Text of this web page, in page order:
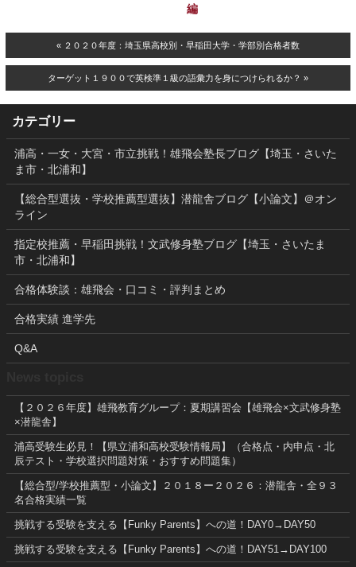
編
« ２０２０年度：埼玉県高校別・早稲田大学・学部別合格者数
ターゲット１９００で英検準１級の語彙力を身につけられるか？ »
カテゴリー
浦高・一女・大宮・市立挑戦！雄飛会塾長ブログ【埼玉・さいた
ま市・北浦和】
【総合型選抜・学校推薦型選抜】潜龍舎ブログ【小論文】＠オン
ライン
指定校推薦・早稲田挑戦！文武修身塾ブログ【埼玉・さいたま
市・北浦和】
合格体験談：雄飛会・口コミ・評判まとめ
合格実績 進学先
Q&A
【２０２６年度】雄飛教育グループ：夏期講習会【雄飛会×文武修身塾
×潜龍舎】
浦高受験生必見！【県立浦和高校受験情報局】（合格点・内申点・北
辰テスト・学校選択問題対策・おすすめ問題集）
【総合型/学校推薦型・小論文】２０１８ー２０２６：潜龍舎・全９３
名合格実績一覧
挑戦する受験を支える【Funky Parents】への道！DAY0→DAY50
挑戦する受験を支える【Funky Parents】への道！DAY51→DAY100